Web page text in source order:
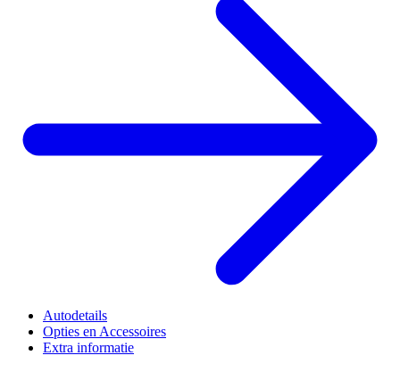
Autodetails
Opties en Accessoires
Extra informatie